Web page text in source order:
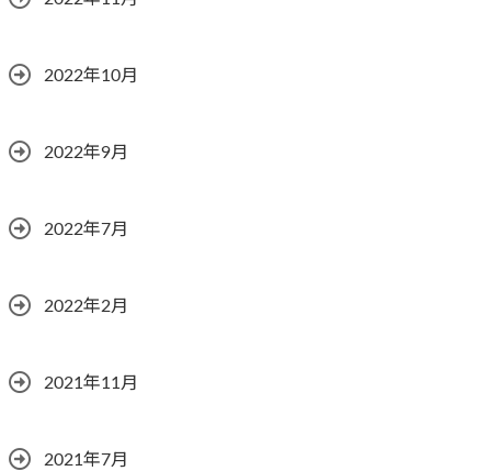
2022年10月
2022年9月
2022年7月
2022年2月
2021年11月
2021年7月